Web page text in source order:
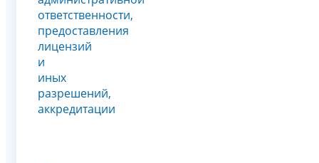
ответственности,
предоставления
лицензий
и
иных
разрешений,
аккредитации